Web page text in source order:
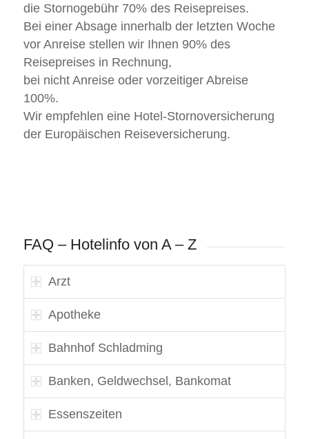
die Stornogebühr 70% des Reisepreises.
Bei einer Absage innerhalb der letzten Woche
vor Anreise stellen wir Ihnen 90% des
Reisepreises in Rechnung,
bei nicht Anreise oder vorzeitiger Abreise
100%.
Wir empfehlen eine Hotel-Stornoversicherung
der Europäischen Reiseversicherung.
FAQ – Hotelinfo von A – Z
Arzt
Apotheke
Bahnhof Schladming
Banken, Geldwechsel, Bankomat
Essenszeiten